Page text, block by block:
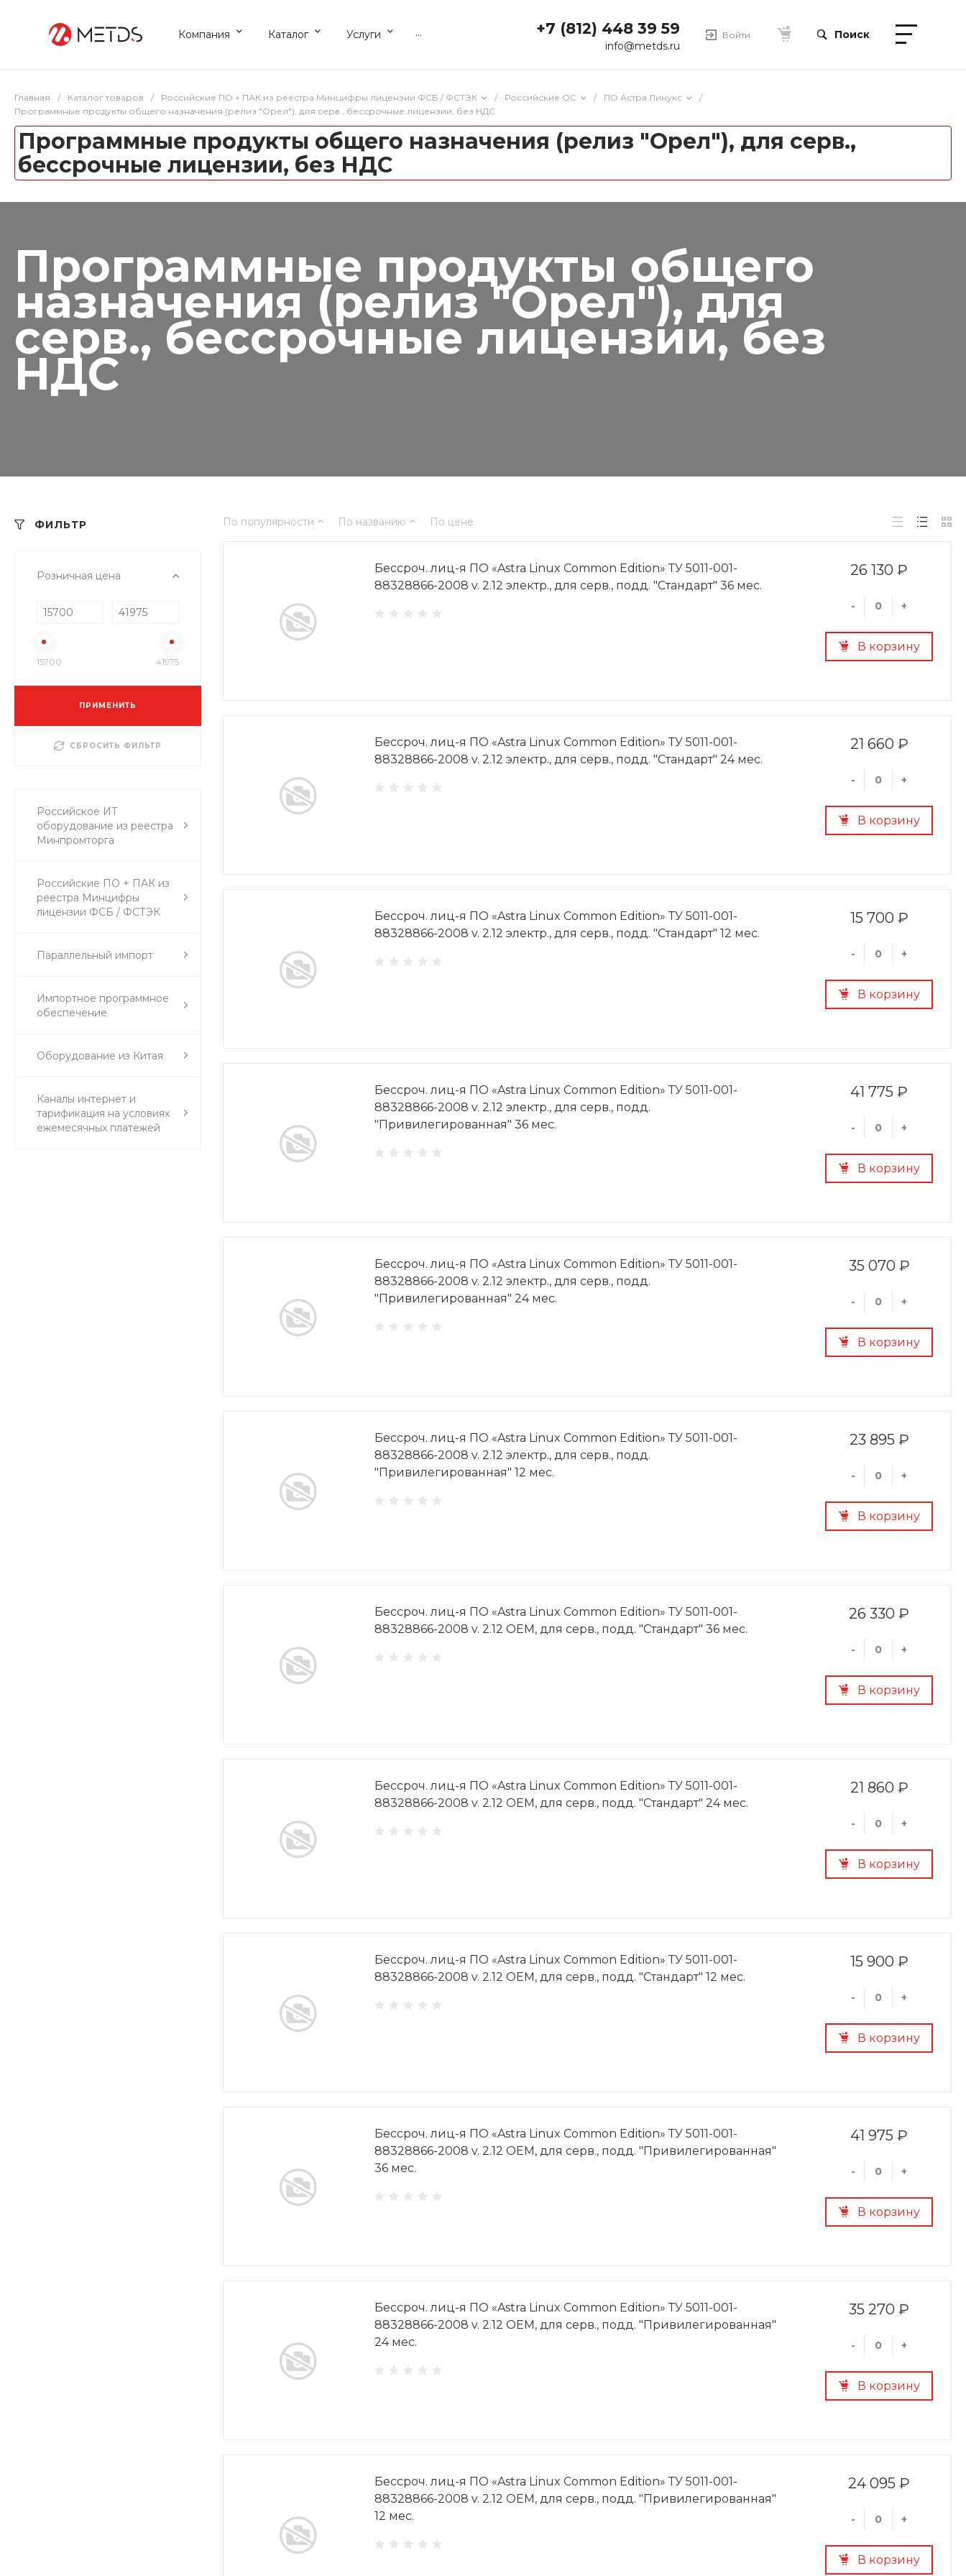
Компания Каталог Услуги ... +7 (812) 448 39 59
info@metds.ru
Войти Поиск
Главная / Каталог товаров / Российские ПО + ПАК из реестра Минцифры лицензии ФСБ / ФСТЭК / Российские ОС / ПО Астра Линукс
/
Программные продукты общего назначения (релиз "Орел"), для серв., бессрочные лицензии, без НДС
Программные продукты общего назначения (релиз "Орел"), для серв.,
бессрочные лицензии, без НДС
Программные продукты общего
назначения (релиз "Орел"), для
серв., бессрочные лицензии, без
НДС
ФИЛЬТР
Розничная цена
15700 41975
ПРИМЕНИТЬ
СБРОСИТЬ ФИЛЬТР
Российское ИТ
оборудование из реестра
Минпромторга
Российские ПО + ПАК из
реестра Минцифры
лицензии ФСБ / ФСТЭК
Параллельный импорт
Импортное программное
обеспечение
Оборудование из Китая
Каналы интернет и
тарификация на условиях
ежемесячных платежей
По популярности По названию По цене
26 130 ₽
- +
В корзину
Бессроч. лиц-я ПО «Astra Linux Common Edition» ТУ 5011-001-
88328866-2008 v. 2.12 электр., для серв., подд. "Стандарт" 36 мес.
21 660 ₽
- +
В корзину
Бессроч. лиц-я ПО «Astra Linux Common Edition» ТУ 5011-001-
88328866-2008 v. 2.12 электр., для серв., подд. "Стандарт" 24 мес.
15 700 ₽
- +
В корзину
Бессроч. лиц-я ПО «Astra Linux Common Edition» ТУ 5011-001-
88328866-2008 v. 2.12 электр., для серв., подд. "Стандарт" 12 мес.
41 775 ₽
- +
В корзину
Бессроч. лиц-я ПО «Astra Linux Common Edition» ТУ 5011-001-
88328866-2008 v. 2.12 электр., для серв., подд.
"Привилегированная" 36 мес.
35 070 ₽
- +
В корзину
Бессроч. лиц-я ПО «Astra Linux Common Edition» ТУ 5011-001-
88328866-2008 v. 2.12 электр., для серв., подд.
"Привилегированная" 24 мес.
23 895 ₽
- +
В корзину
Бессроч. лиц-я ПО «Astra Linux Common Edition» ТУ 5011-001-
88328866-2008 v. 2.12 электр., для серв., подд.
"Привилегированная" 12 мес.
26 330 ₽
- +
В корзину
Бессроч. лиц-я ПО «Astra Linux Common Edition» ТУ 5011-001-
88328866-2008 v. 2.12 OEM, для серв., подд. "Стандарт" 36 мес.
21 860 ₽
- +
В корзину
Бессроч. лиц-я ПО «Astra Linux Common Edition» ТУ 5011-001-
88328866-2008 v. 2.12 OEM, для серв., подд. "Стандарт" 24 мес.
15 900 ₽
- +
В корзину
Бессроч. лиц-я ПО «Astra Linux Common Edition» ТУ 5011-001-
88328866-2008 v. 2.12 OEM, для серв., подд. "Стандарт" 12 мес.
41 975 ₽
- +
В корзину
Бессроч. лиц-я ПО «Astra Linux Common Edition» ТУ 5011-001-
88328866-2008 v. 2.12 OEM, для серв., подд. "Привилегированная"
36 мес.
35 270 ₽
- +
В корзину
Бессроч. лиц-я ПО «Astra Linux Common Edition» ТУ 5011-001-
88328866-2008 v. 2.12 OEM, для серв., подд. "Привилегированная"
24 мес.
24 095 ₽
- +
В корзину
Бессроч. лиц-я ПО «Astra Linux Common Edition» ТУ 5011-001-
88328866-2008 v. 2.12 OEM, для серв., подд. "Привилегированная"
12 мес.